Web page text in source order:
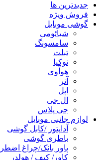
جدیدترین ها
فروش ویژه
گوشی موبایل
شیائومی
سامسونگ
تبلت
نوکیا
هوآوی
آنر
اپل
ال جی
جی پلاس
لوازم جانبی موبایل
آداپتور /کابل گوشی
باطری گوشی
پاور بانک/چراغ
کاور/ کیف / هولدر